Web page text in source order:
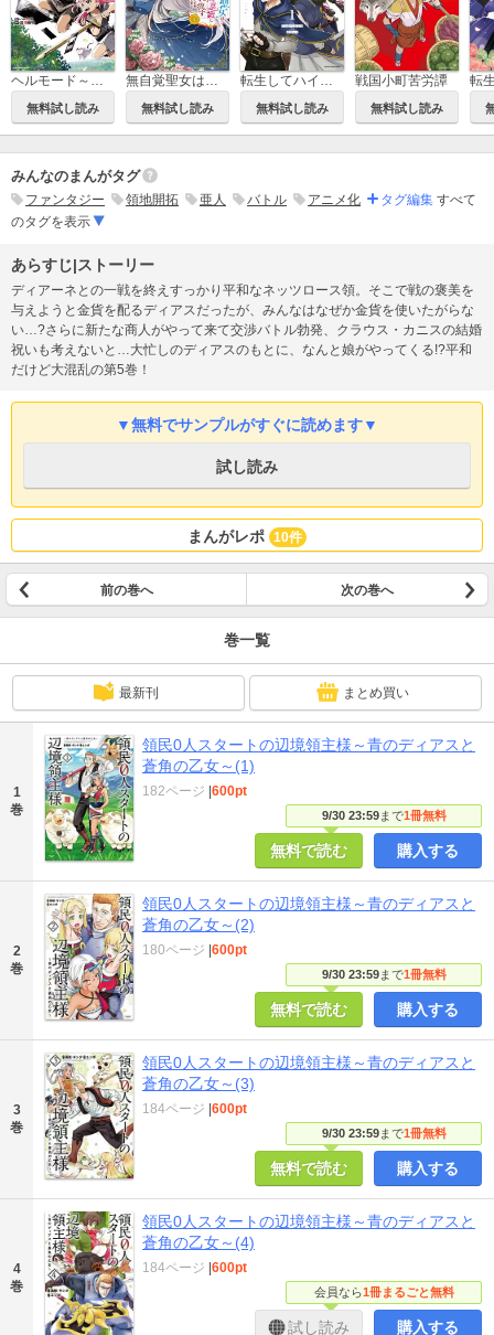
ヘルモード～やり込み好きのゲーマーは廃設定の異世界で無双する～ はじまりの召喚士
無料試し読み
無自覚聖女は今日も無意識に力を垂れ流す ～公爵家の落ちこぼれ令嬢、嫁ぎ先で幸せを掴み取る～
無料試し読み
転生してハイエルフになりましたが、スローライフは120年で飽きました -Highelf with a long life-
無料試し読み
戦国小町苦労譚
無料試し読み
みんなのまんがタグ
ファンタジー 領地開拓 亜人 バトル アニメ化 タグ編集 すべて
のタグを表示
あらすじ|ストーリー
ディアーネとの一戦を終えすっかり平和なネッツロース領。そこで戦の褒美を
与えようと金貨を配るディアスだったが、みんなはなぜか金貨を使いたがらな
い…?さらに新たな商人がやって来て交渉バトル勃発、クラウス・カニスの結婚
祝いも考えないと…大忙しのディアスのもとに、なんと娘がやってくる!?平和
だけど大混乱の第5巻！
▼無料でサンプルがすぐに読めます▼
試し読み
まんがレポ 10件
前の巻へ 次の巻へ
巻一覧
最新刊 まとめ買い
1
巻
領民0人スタートの辺境領主様～青のディアスと
蒼角の乙女～(1)
9/30 23:59まで1冊無料
182ページ 600pt
無料で読む 購入する
2
巻
領民0人スタートの辺境領主様～青のディアスと
蒼角の乙女～(2)
9/30 23:59まで1冊無料
180ページ 600pt
無料で読む 購入する
3
巻
領民0人スタートの辺境領主様～青のディアスと
蒼角の乙女～(3)
9/30 23:59まで1冊無料
184ページ 600pt
無料で読む 購入する
4
巻
領民0人スタートの辺境領主様～青のディアスと
蒼角の乙女～(4)
会員なら1冊まるごと無料
184ページ 600pt
試し読み 購入する